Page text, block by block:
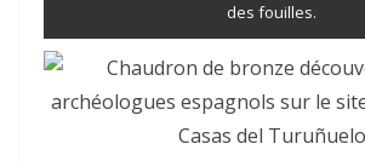
des fouilles.